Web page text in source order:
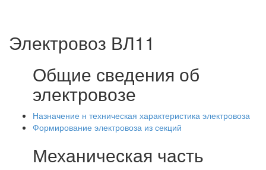
Электровоз ВЛ11
Общие сведения об
электровозе
Назначение н техническая характеристика электровоза
Формирование электровоза из секций
Механическая часть